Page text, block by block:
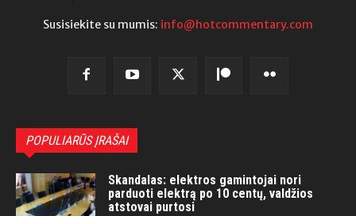
Susisiekite su mumis: info@hotcommentary.com
POPULIARŪS ĮRAŠAI
Skandalas: elektros gamintojai nori
parduoti elektrą po 10 centų, valdžios
atstovai purtosi